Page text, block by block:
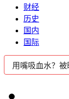
财经
历史
国内
国际